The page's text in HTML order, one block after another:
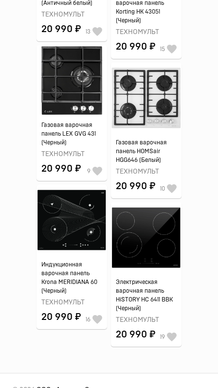
(Античный белый)
ТЕХНОМУЛЬТ
20 990 ₽ 13
варочная панель
Korting HK 43051
(Черный)
ТЕХНОМУЛЬТ
20 990 ₽ 15
Газовая варочная
панель LEX GVG 431
(Черный)
ТЕХНОМУЛЬТ
20 990 ₽ 9
Газовая варочная
панель HOMSair
HGG646 (Белый)
ТЕХНОМУЛЬТ
20 990 ₽ 10
Индукционная
варочная панель
Krona MERIDIANA 60
(Черный)
ТЕХНОМУЛЬТ
20 990 ₽ 16
Электрическая
варочная панель
HiSTORY HС 6411 BBK
(Черный)
ТЕХНОМУЛЬТ
20 990 ₽ 19